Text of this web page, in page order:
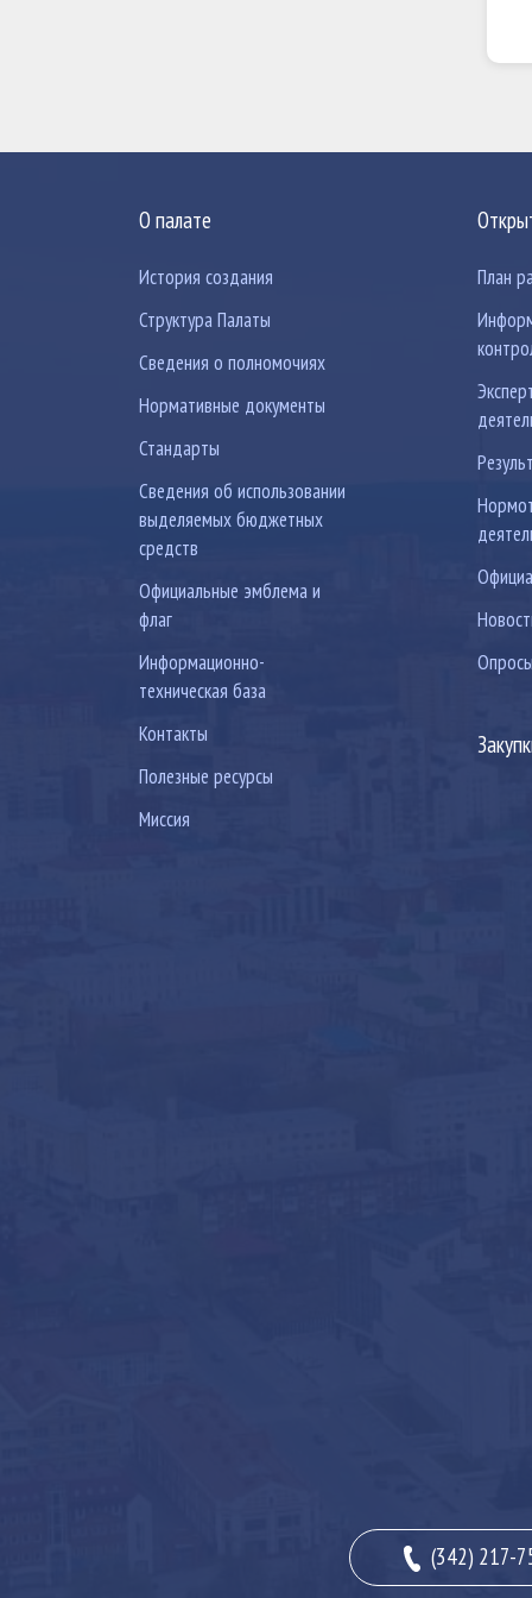
О палате
История создания
Структура Палаты
Сведения о полномочиях
Нормативные документы
Стандарты
Сведения об использовании
выделяемых бюджетных
средств
Официальные эмблема и
флаг
Информационно-
техническая база
Контакты
Полезные ресурсы
Миссия
План
(342) 217-